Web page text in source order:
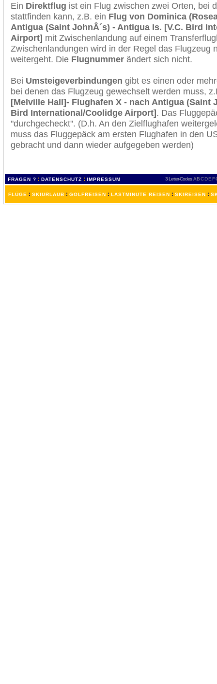
Ein Direktflug ist ein Flug zwischen zwei Orten, bei
stattfinden kann, z.B. ein Flug von Dominica
Antigua (Saint JohnÂ´s) - Antigua Is. [V.C. Bird
Airport] mit Zwischenlandung auf einem
Zwischenlandungen wird in der Regel das Flugzeug
weitergeht. Die Flugnummer ändert sich nicht.
Bei Umsteigeverbindungen gibt es einen oder
bei denen das Flugzeug gewechselt werden muss,
[Melville Hall]- Flughafen X - nach Antigua (Saint
Bird International/Coolidge Airport]. Das
"durchgecheckt". (D.h. An den Zielflughafen
muss das Fluggepäck am ersten Flughafen in den
gebracht und dann wieder aufgegeben werden)
FRAGEN ? : DATENSCHUTZ : IMPRESSUM 3 Letter-Codes ABCDEF
FLÜGE : SKIURLAUB : GOLFREISEN : LASTMINUTE REISEN : SKIREISEN :